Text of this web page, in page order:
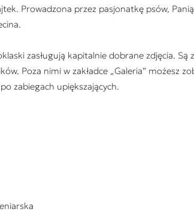
Prowadzona przez pasjonatkę psów,
zasługują kapitalnie dobrane zdjęcia. Są
Poza nimi w zakładce „Galeria” możesz
zabiegach upiększających.